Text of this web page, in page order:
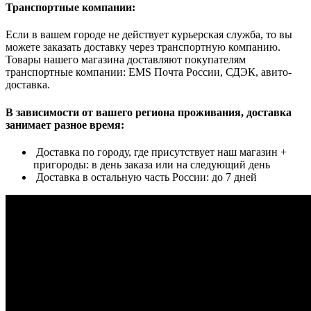
Транспортные компании:
Если в вашем городе не действует курьерская служба, то вы
можете заказать доставку через транспортную компанию.
Товары нашего магазина доставляют покупателям
транспортные компании: EMS Почта России, СДЭК, авито-
доставка.
В зависимости от вашего региона проживания, доставка
занимает разное время:
Доставка по городу, где присутствует наш магазин +
пригороды: в день заказа или на следующий день
Доставка в остальную часть России: до 7 дней